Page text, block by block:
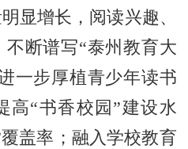
显增长，阅读兴趣、
断谱写“泰州教育大
一步厚植青少年读书
高“书香校园”建设水
盖率；融入学校教育